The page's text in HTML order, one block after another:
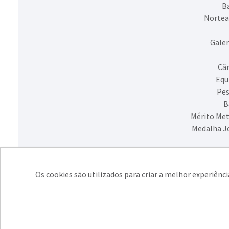
Os cookies são utilizados para criar a melhor
Mérito
Medalha